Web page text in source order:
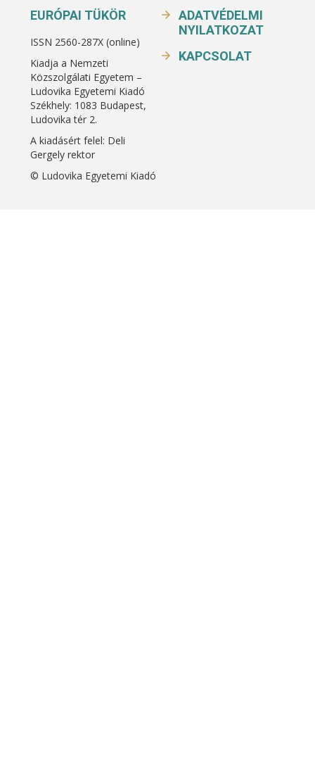
EURÓPAI TÜKÖR
ISSN 2560-287X (online)
Kiadja a Nemzeti
Közszolgálati Egyetem –
Ludovika Egyetemi Kiadó
Székhely: 1083 Budapest,
Ludovika tér 2.
A kiadásért felel: Deli
Gergely rektor
© Ludovika Egyetemi Kiadó
ADATVÉDELMI
NYILATKOZAT
KAPCSOLAT